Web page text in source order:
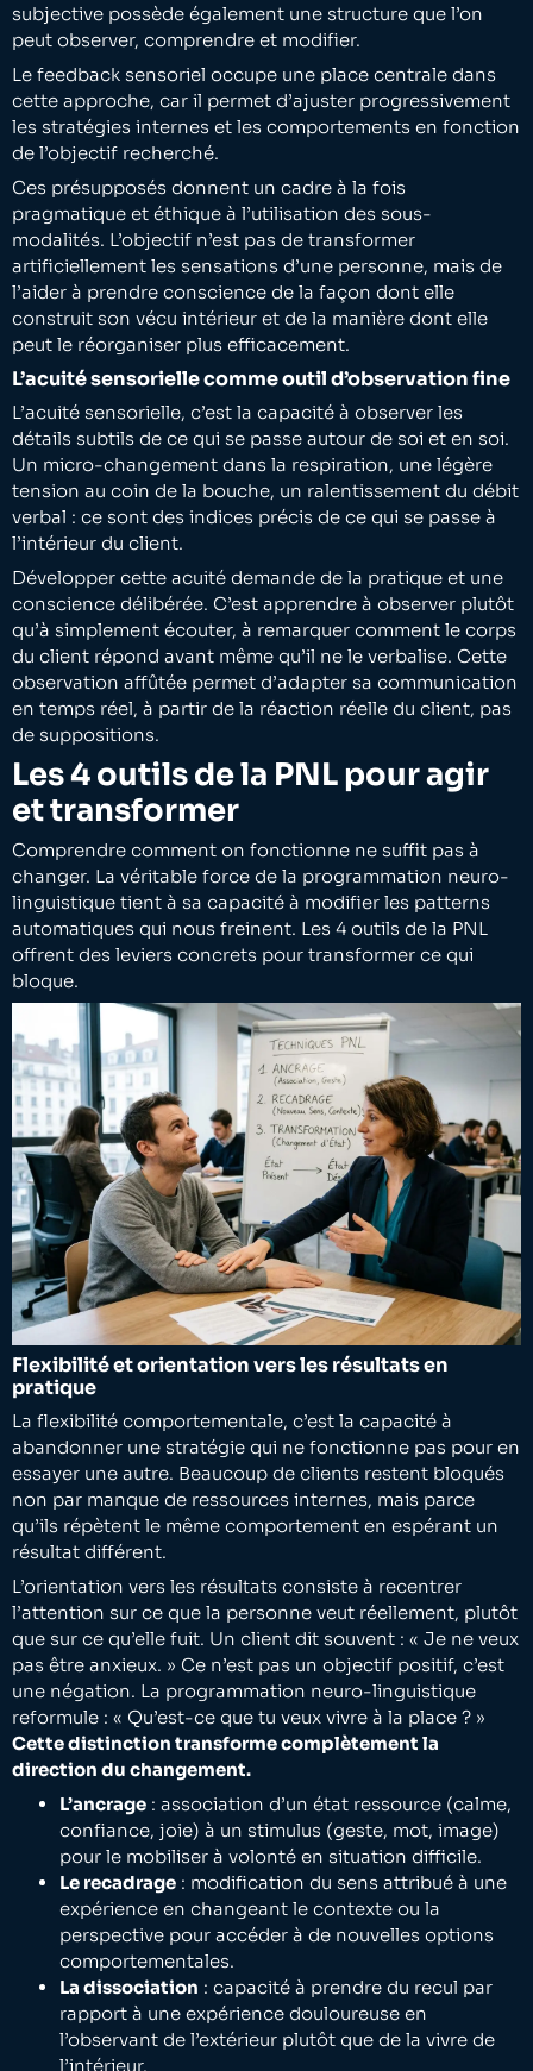
subjective possède également une structure que l’on
peut observer, comprendre et modifier.
Le feedback sensoriel occupe une place centrale dans
cette approche, car il permet d’ajuster progressivement
les stratégies internes et les comportements en fonction
de l’objectif recherché.
Ces présupposés donnent un cadre à la fois
pragmatique et éthique à l’utilisation des sous-
modalités. L’objectif n’est pas de transformer
artificiellement les sensations d’une personne, mais de
l’aider à prendre conscience de la façon dont elle
construit son vécu intérieur et de la manière dont elle
peut le réorganiser plus efficacement.
L’acuité sensorielle comme outil d’observation fine
L’acuité sensorielle, c’est la capacité à observer les
détails subtils de ce qui se passe autour de soi et en soi.
Un micro-changement dans la respiration, une légère
tension au coin de la bouche, un ralentissement du débit
verbal : ce sont des indices précis de ce qui se passe à
l’intérieur du client.
Développer cette acuité demande de la pratique et une
conscience délibérée. C’est apprendre à observer plutôt
qu’à simplement écouter, à remarquer comment le corps
du client répond avant même qu’il ne le verbalise. Cette
observation affûtée permet d’adapter sa communication
en temps réel, à partir de la réaction réelle du client, pas
de suppositions.
Les 4 outils de la PNL pour agir
et transformer
Comprendre comment on fonctionne ne suffit pas à
changer. La véritable force de la programmation neuro-
linguistique tient à sa capacité à modifier les patterns
automatiques qui nous freinent. Les 4 outils de la PNL
offrent des leviers concrets pour transformer ce qui
bloque.
Flexibilité et orientation vers les résultats en
pratique
La flexibilité comportementale, c’est la capacité à
abandonner une stratégie qui ne fonctionne pas pour en
essayer une autre. Beaucoup de clients restent bloqués
non par manque de ressources internes, mais parce
qu’ils répètent le même comportement en espérant un
résultat différent.
L’orientation vers les résultats consiste à recentrer
l’attention sur ce que la personne veut réellement, plutôt
que sur ce qu’elle fuit. Un client dit souvent : « Je ne veux
pas être anxieux. » Ce n’est pas un objectif positif, c’est
une négation. La programmation neuro-linguistique
reformule : « Qu’est-ce que tu veux vivre à la place ? »
Cette distinction transforme complètement la
direction du changement.
L’ancrage : association d’un état ressource (calme,
confiance, joie) à un stimulus (geste, mot, image)
pour le mobiliser à volonté en situation difficile.
Le recadrage : modification du sens attribué à une
expérience en changeant le contexte ou la
perspective pour accéder à de nouvelles options
comportementales.
La dissociation : capacité à prendre du recul par
rapport à une expérience douloureuse en
l’observant de l’extérieur plutôt que de la vivre de
l’intérieur.